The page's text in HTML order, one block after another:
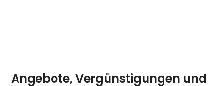
Angebote, Vergünstigungen und